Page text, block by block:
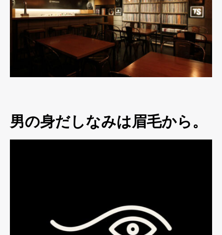
男の身だしなみは眉毛から。